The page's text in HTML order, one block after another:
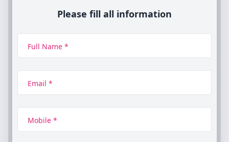
Please fill all information
Full Name *
Email *
Mobile *